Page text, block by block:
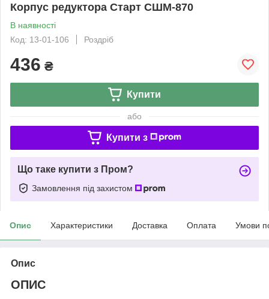
Корпус редуктора Старт СШМ-870
В наявності
Код: 13-01-106
Роздріб
436 ₴
Купити
або
Купити з
Що таке купити з Пром?
Замовлення під захистом
Опис Характеристики Доставка Оплата Умови
Опис
ОПИС